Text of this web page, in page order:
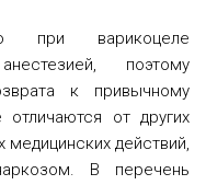
при варикоцеле
поэтому
к привычному
от других
действий,
В перечень